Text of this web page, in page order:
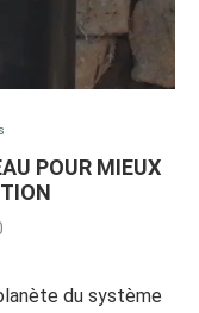
POUR MIEUX
du système